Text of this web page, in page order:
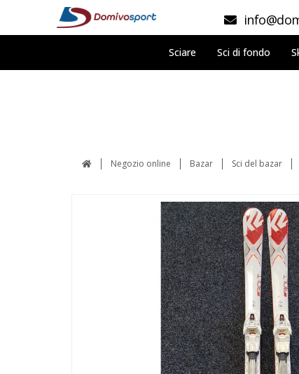
Sciare Sci di fondo
Negozio online Bazar Sci del bazar